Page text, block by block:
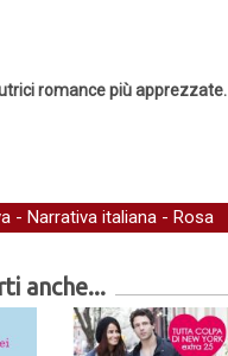
romance più apprezzate.
- Narrativa italiana - Rosa
anche...